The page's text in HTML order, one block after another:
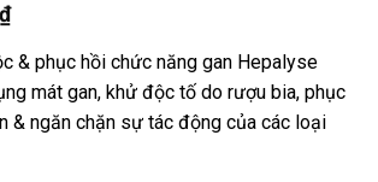
₫
& phục hồi chức năng gan Hepalyse
mát gan, khử độc tố do rượu bia, phục
& ngăn chặn sự tác động của các loại